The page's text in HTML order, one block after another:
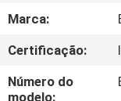
EXCURSÃO
DA
Marca:
Certificação:
Número do
modelo: